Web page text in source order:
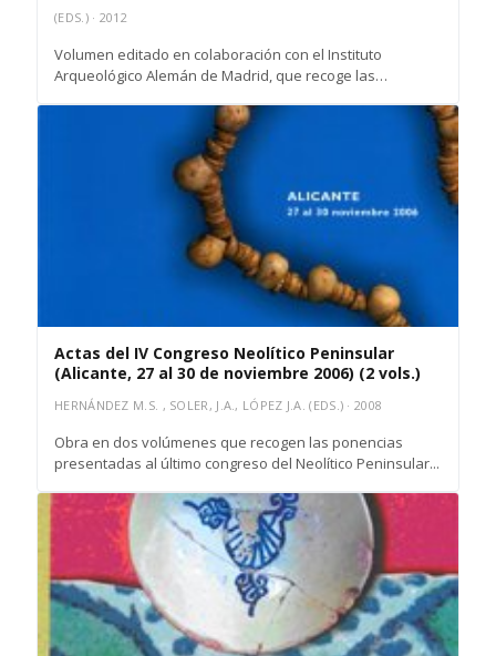
(EDS.) · 2012
Volumen editado en colaboración con el Instituto
Arqueológico Alemán de Madrid, que recoge las
Actas del IV Congreso Neolítico Peninsular
(Alicante, 27 al 30 de noviembre 2006) (2 vols.)
HERNÁNDEZ M.S. , SOLER, J.A., LÓPEZ J.A. (EDS.) · 2008
Obra en dos volúmenes que recogen las ponencias
presentadas al último congreso del Neolítico Peninsular...